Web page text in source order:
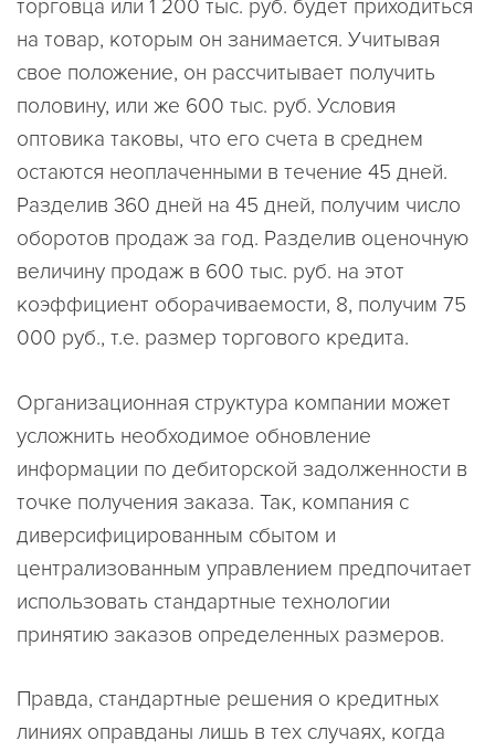
торговца или 1 200 тыс. руб. будет приходиться
на товар, которым он занимается. Учитывая
свое положение, он рассчитывает получить
половину, или же 600 тыс. руб. Условия
оптовика таковы, что его счета в среднем
остаются неоплаченными в течение 45 дней.
Разделив 360 дней на 45 дней, получим число
оборотов продаж за год. Разделив оценочную
величину продаж в 600 тыс. руб. на этот
коэффициент оборачиваемости, 8, получим 75
000 руб., т.е. размер торгового кредита.
Организационная структура компании может
усложнить необходимое обновление
информации по дебиторской задолженности в
точке получения заказа. Так, компания с
диверсифицированным сбытом и
централизованным управлением предпочитает
использовать стандартные технологии
принятию заказов определенных размеров.
Правда, стандартные решения о кредитных
линиях оправданы лишь в тех случаях, когда